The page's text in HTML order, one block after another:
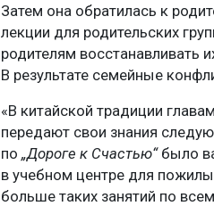
Затем она обратилась к
лекции для родительских
родителям восстанавливать
В результате семейные
«В китайской традиции
передают свои знания
по„Дороге к Счастью“было
в учебном центре для
больше таких занятий по